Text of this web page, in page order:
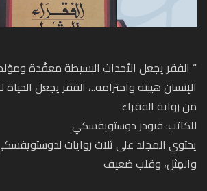
” الفقر يجعل الأحداث البسيطة معقّدة
الإنسان هيبته واحترامه..، الفقر يجعل الحياة
من رواية الفقراء
للكاتب: فيودر دوستويفسكي
يحتوي المجلد على ثلاث روايات
والمِثل، وقلب ضعيف